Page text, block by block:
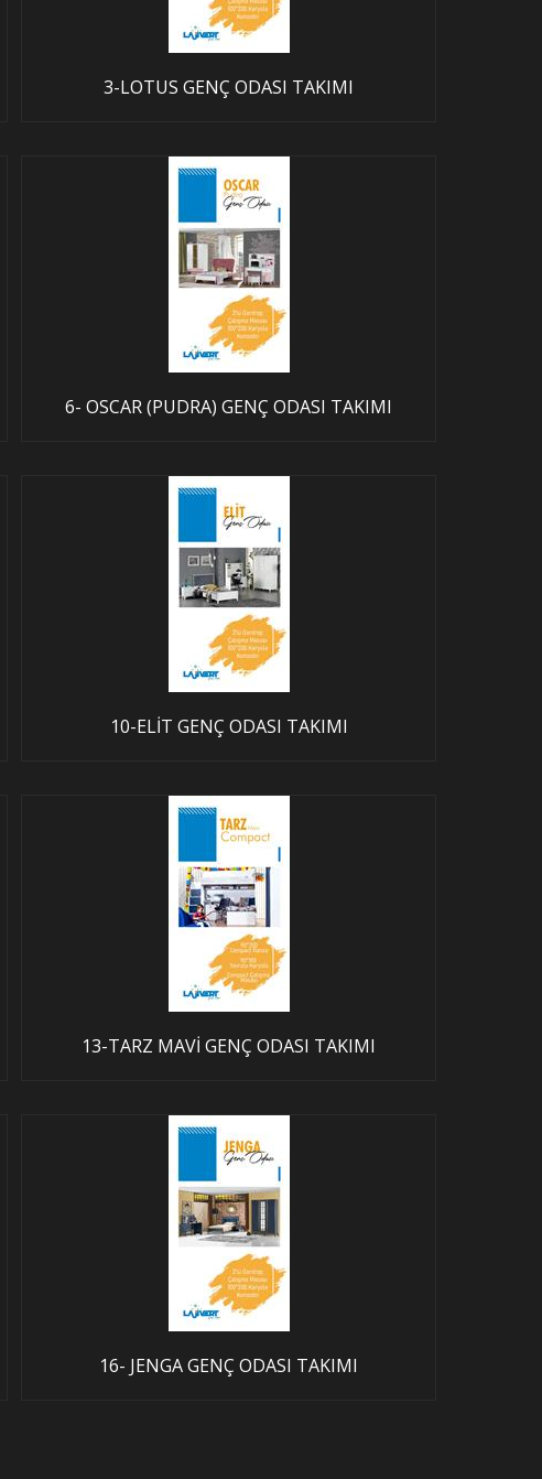
3-LOTUS GENÇ ODASI TAKIMI
6- OSCAR (PUDRA) GENÇ ODASI TAKIMI
10-ELİT GENÇ ODASI TAKIMI
13-TARZ MAVİ GENÇ ODASI TAKIMI
16- JENGA GENÇ ODASI TAKIMI